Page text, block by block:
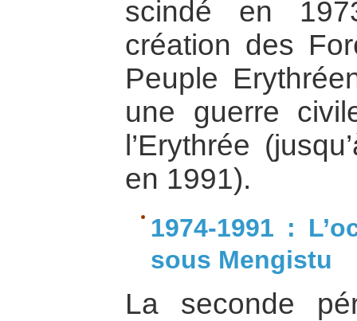
scindé en
création des
Peuple
une guerre
l’Erythrée
en 1991).
1974-1991 :
sous Mengistu
La seconde